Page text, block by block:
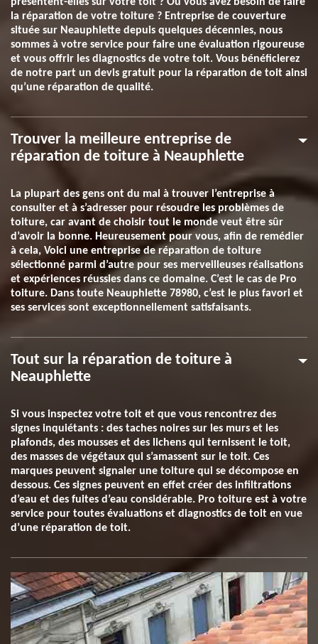
la réparation de votre toiture ? Entreprise de couverture
située sur Neauphlette depuis quelques décennies, nous
sommes à votre service pour faire une évaluation rigoureuse
et vous offrir les diagnostics de votre toit. Vous bénéficierez
de notre part un devis gratuit pour la réparation de toit ainsi
qu’une réparation de qualité.
Trouver la meilleure entreprise de
réparation de toiture à Neauphlette
La plupart des gens ont du mal à trouver l’entreprise à
consulter et à s’adresser pour résoudre les problèmes de
toiture, car avant de choisir tout le monde veut être sûr
d’avoir la bonne. Heureusement pour vous, afin de remédier
à cela, Voici une entreprise de réparation de toiture
sélectionné parmi d’autre pour ses merveilleuses réalisations
et expériences réussies dans ce domaine. C’est le cas de Pro
toiture. Dans toute Neauphlette 78980, c’est le plus favori et
ses services sont exceptionnellement satisfaisants.
Tout sur la réparation de toiture à
Neauphlette
Si vous inspectez votre toit et que vous rencontrez des
signes inquiétants : des taches noires sur les murs et les
plafonds, des mousses et des lichens qui ternissent le toit,
des masses de végétaux qui s’amassent sur le toit. Ces
marques peuvent signaler une toiture qui se décompose en
dessous. Ces signes peuvent en effet créer des infiltrations
d’eau et des fuites d’eau considérable. Pro toiture est à votre
service pour toutes évaluations et diagnostics de toit en vue
d’une réparation de toit.